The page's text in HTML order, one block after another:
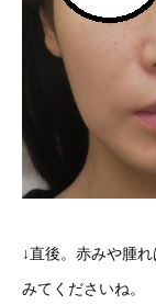
↓直後。赤みや腫
みてくださいね。